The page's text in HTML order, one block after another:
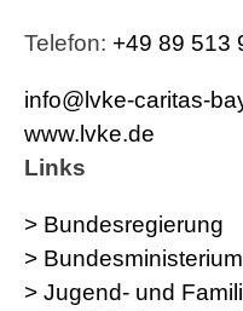
Telefon: +49 89 513
info@lvke-caritas-
www.lvke.de
Links
> Bundesregierung
>
> Jugend- und